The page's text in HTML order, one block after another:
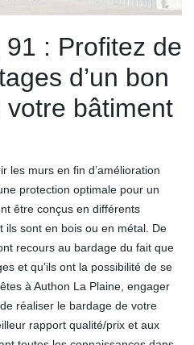
: Profitez de
d’un bon
bâtiment
les murs en fin d’amélioration
protection optimale pour un
être conçus en différents
ils sont en bois ou en métal. De
recours au bardage du fait que
et qu’ils ont la possibilité de se
à Authon La Plaine, engager
réaliser le bardage de votre
rapport qualité/prix et aux